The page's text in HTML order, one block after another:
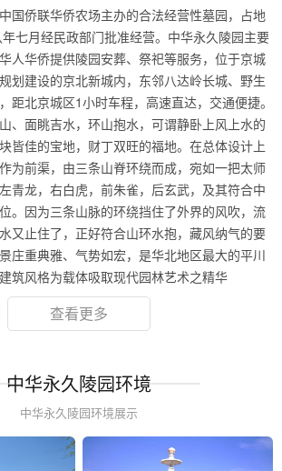
国侨联华侨农场主办的合法经营性墓园，占地
七月经民政部门批准经营。中华永久陵园主要
人华侨提供陵园安葬、祭祀等服务，位于京城
划建设的京北新城内，东邻八达岭长城、野生
距北京城区1小时车程，高速直达，交通便捷。
、面眺吉水，环山抱水，可谓静卧上风上水的
皆佳的宝地，财丁双旺的福地。在总体设计上
为前渠，由三条山脊环绕而成，宛如一把太师
青龙，右白虎，前朱雀，后玄武，及其符合中
。因为三条山脉的环绕挡住了外界的风吹，流
又止住了，正好符合山环水抱，藏风纳气的要
庄重典雅、气势如宏，是华北地区最大的平川
筑风格为载体吸取现代园林艺术之精华
查看更多
中华永久陵园环境
中华永久陵园环境展示